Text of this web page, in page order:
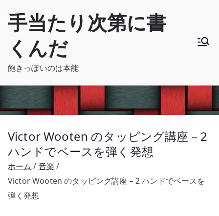
手当たり次第に書
くんだ
飽きっぽいのは本能
Victor Wooten のタッピング講座 – 2
ハンドでベースを弾く発想
ホーム
音楽
Victor Wooten のタッピング講座 – 2 ハンドでベースを
弾く発想